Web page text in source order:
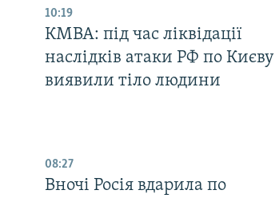
10:19
КМВА: під час ліквідації
наслідків атаки РФ по Києву
виявили тіло людини
08:27
Вночі Росія вдарила по